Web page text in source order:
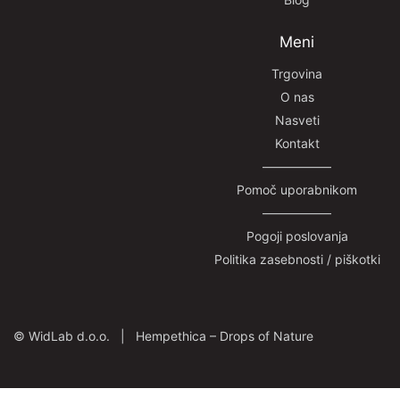
Meni
Trgovina
O nas
Nasveti
Kontakt
—————–
Pomoč uporabnikom
—————–
Pogoji poslovanja
Politika zasebnosti / piškotki
© WidLab d.o.o. | Hempethica – Drops of Nature